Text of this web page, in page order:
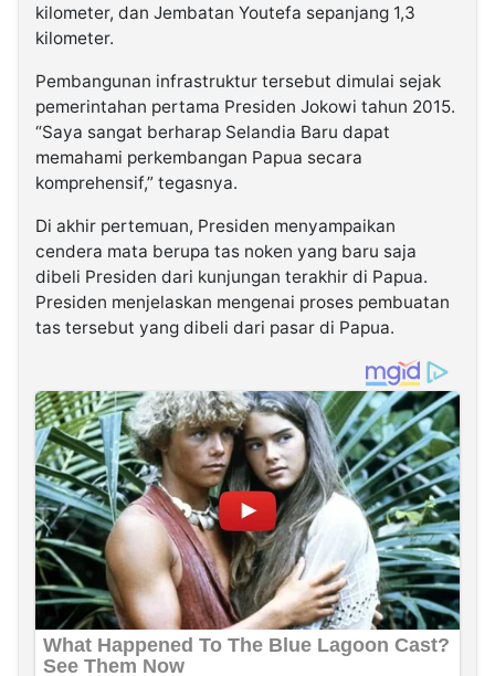
kilometer, dan Jembatan Youtefa sepanjang 1,3
kilometer.
Pembangunan infrastruktur tersebut dimulai sejak
pemerintahan pertama Presiden Jokowi tahun 2015.
“Saya sangat berharap Selandia Baru dapat
memahami perkembangan Papua secara
komprehensif,” tegasnya.
Di akhir pertemuan, Presiden menyampaikan
cendera mata berupa tas noken yang baru saja
dibeli Presiden dari kunjungan terakhir di Papua.
Presiden menjelaskan mengenai proses pembuatan
tas tersebut yang dibeli dari pasar di Papua.